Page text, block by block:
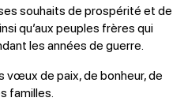
souhaits de prospérité et de
qu’aux peuples frères qui
les années de guerre.
vœux de paix, de bonheur, de
familles.